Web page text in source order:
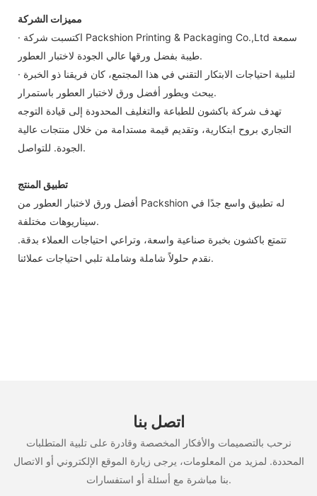
مميزات الشركة
· اكتسبت شركة Packshion Printing & Packaging Co.,Ltd سمعة
طيبة بفضل ورقها عالي الجودة لاختبار العطور.
· لتلبية احتياجات الابتكار التقني في هذا المجتمع، كان فريقنا ذو الخبرة
يبحث ويطور أفضل ورق لاختبار العطور باستمرار.
تهدف شركة باكشون للطباعة والتغليف المحدودة إلى قيادة التوجه
التجاري بروح ابتكارية، وتقديم قيمة مستدامة من خلال منتجات عالية
الجودة. للتواصل.
تطبيق المنتج
أفضل ورق لاختبار العطور من Packshion له تطبيق واسع جدًا في
سيناريوهات مختلفة.
تتمتع باكشون بخبرة صناعية واسعة، وتراعي احتياجات العملاء بدقة.
نقدم حلولاً شاملة وشاملة تلبي احتياجات عملائنا.
اتصل بنا
نرحب بالتصميمات والأفكار المخصصة وقادرة على تلبية المتطلبات
المحددة. لمزيد من المعلومات، يرجى زيارة الموقع الإلكتروني أو الاتصال
بنا مباشرة مع أسئلة أو استفسارات.